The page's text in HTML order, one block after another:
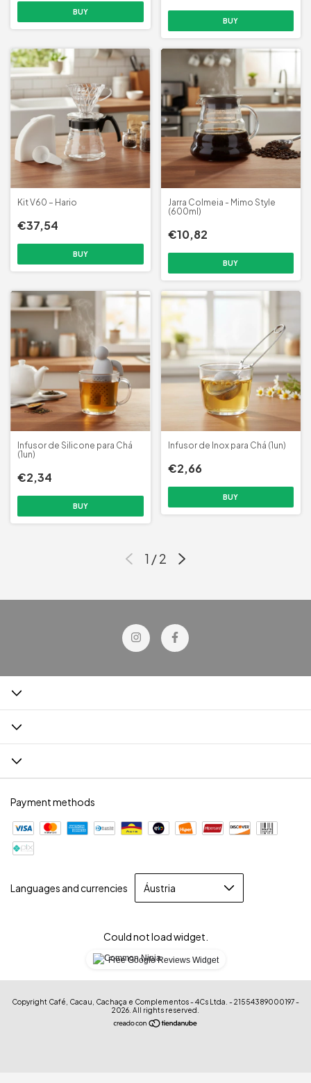
Kit V60 – Hario
€37,54
Jarra Colmeia - Mimo Style
(600ml)
€10,82
Infusor de Silicone para Chá
(1un)
€2,34
Infusor de Inox para Chá (1un)
€2,66
1 /2
Payment methods
Languages and currencies
Could not load widget.
Free Google Reviews Widget
Copyright Café, Cacau, Cachaça e Complementos - 4Cs Ltda. - 21554389000197 -
2026. All rights reserved.